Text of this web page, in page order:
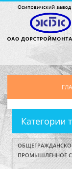
Категории
ПРОМЫШЛЕННОЕ